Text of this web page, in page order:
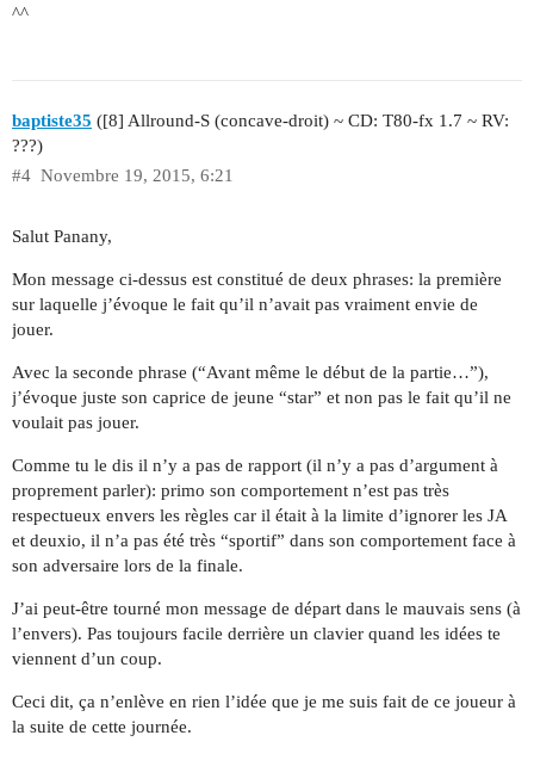
^^
baptiste35 ([8] Allround-S (concave-droit) ~ CD: T80-fx 1.7 ~ RV:
???)
Novembre 19, 2015, 6:21
#4
Salut Panany,
Mon message ci-dessus est constitué de deux phrases: la première
sur laquelle j’évoque le fait qu’il n’avait pas vraiment envie de
jouer.
Avec la seconde phrase (“Avant même le début de la partie…”),
j’évoque juste son caprice de jeune “star” et non pas le fait qu’il ne
voulait pas jouer.
Comme tu le dis il n’y a pas de rapport (il n’y a pas d’argument à
proprement parler): primo son comportement n’est pas très
respectueux envers les règles car il était à la limite d’ignorer les JA
et deuxio, il n’a pas été très “sportif” dans son comportement face à
son adversaire lors de la finale.
J’ai peut-être tourné mon message de départ dans le mauvais sens (à
l’envers). Pas toujours facile derrière un clavier quand les idées te
viennent d’un coup.
Ceci dit, ça n’enlève en rien l’idée que je me suis fait de ce joueur à
la suite de cette journée.